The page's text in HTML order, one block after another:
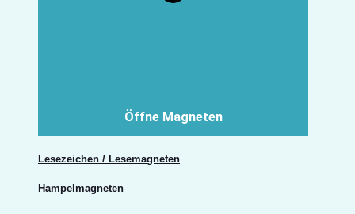
Öffne Magneten
Lesezeichen / Lesemagneten
Hampelmagneten